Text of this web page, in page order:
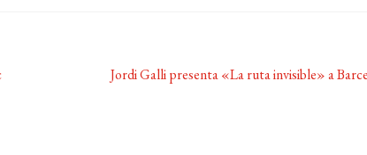
Pròxima
Jordi Galli presenta «La ruta invisible» a